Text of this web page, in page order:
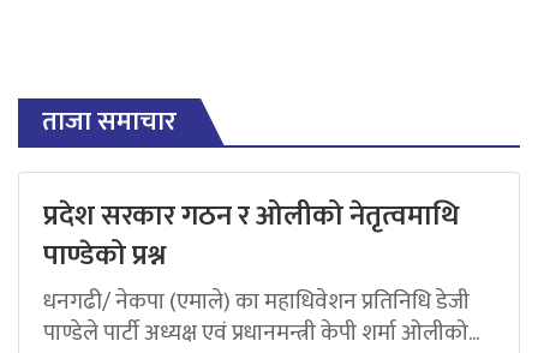
ताजा समाचार
प्रदेश सरकार गठन र ओलीको नेतृत्वमाथि
पाण्डेको प्रश्न
धनगढी/ नेकपा (एमाले) का महाधिवेशन प्रतिनिधि डेजी
पाण्डेले पार्टी अध्यक्ष एवं प्रधानमन्त्री केपी शर्मा ओलीको...